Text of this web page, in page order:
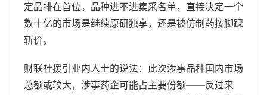
定品排在首位。品种进不进集采名单，直接决定一个
数十亿的市场是继续原研独享，还是被仿制药按脚踝
斩价。
财联社援引业内人士的说法：此次涉事品种国内市场
总额或较大，涉事药企可能占主要份额——反过来